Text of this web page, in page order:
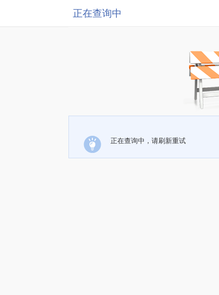
正在查询中
正在查询中，请刷新重试